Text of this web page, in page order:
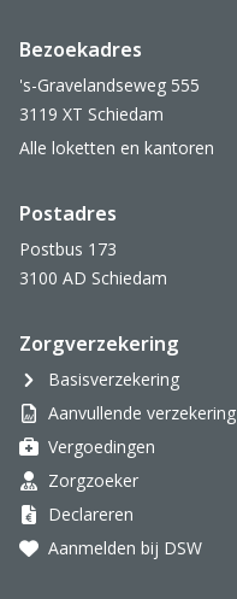
Bezoekadres
's-Gravelandseweg 555
3119 XT Schiedam
Alle loketten en kantoren
Postadres
Postbus 173
3100 AD Schiedam
Zorgverzekering
Basisverzekering
Aanvullende verzekering
Vergoedingen
Zorgzoeker
Declareren
Aanmelden bij DSW